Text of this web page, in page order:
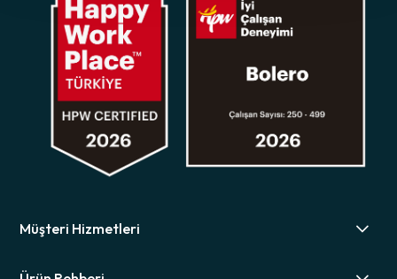
Müşteri Hizmetleri